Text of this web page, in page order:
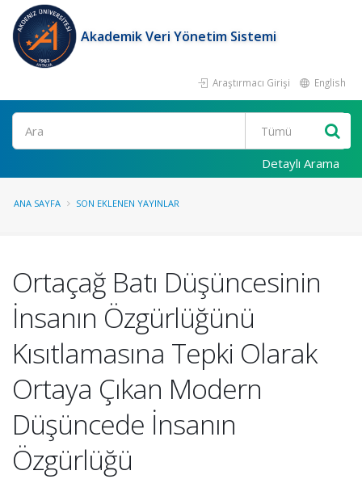
Akademik Veri Yönetim Sistemi
Araştırmacı Girişi English
Ara
Detaylı Arama
ANA SAYFA SON EKLENEN YAYINLAR
Ortaçağ Batı Düşüncesinin
İnsanın Özgürlüğünü
Kısıtlamasına Tepki Olarak
Ortaya Çıkan Modern
Düşüncede İnsanın
Özgürlüğü